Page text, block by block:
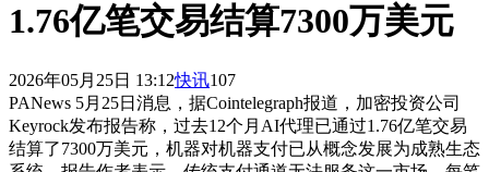
1.76亿笔交易结算7300万美元
2026年05月25日 13:12快讯107
PANews 5月25日消息，据Cointelegraph报道，加密投资公司
Keyrock发布报告称，过去12个月AI代理已通过1.76亿笔交易
结算了7300万美元，机器对机器支付已从概念发展为成熟生态